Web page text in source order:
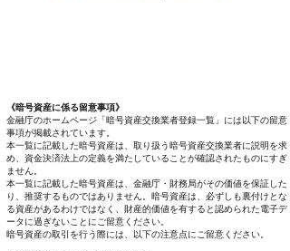
《暗号資産に係る留意事項》
金融庁のホームページ「暗号資産交換業者登録一覧」には以下の留意
事項が掲載されています。
本一覧に記載した暗号資産は、取り扱う暗号資産交換業者に説明を求
め、資金決済法上の定義を満たしていることが確認されたものにすぎ
ません。
本一覧に記載した暗号資産は、金融庁・財務局がその価値を保証した
り、推奨するものではありません。暗号資産は、必ずしも裏付けとな
る資産があるわけではなく、財産的価値を有すると認められた電子デ
ータに過ぎないことにご留意ください。
暗号資産の取引を行う際には、以下の注意点にご留意ください。